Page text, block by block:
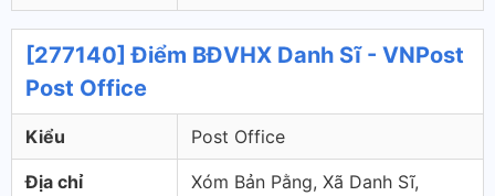
[277140] Điểm BĐVHX Danh Sĩ - VNPost
Post Office
Kiểu Post Office
Địa chỉ
Xóm Bản Pằng, Xã Danh Sĩ,